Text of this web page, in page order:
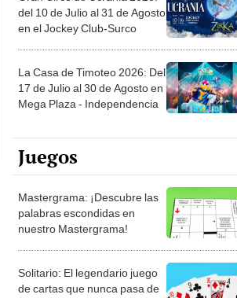
del 10 de Julio al 31 de Agosto
en el Jockey Club-Surco
La Casa de Timoteo 2026: Del
17 de Julio al 30 de Agosto en
Mega Plaza - Independencia
Juegos
Mastergrama: ¡Descubre las
palabras escondidas en
nuestro Mastergrama!
Solitario: El legendario juego
de cartas que nunca pasa de